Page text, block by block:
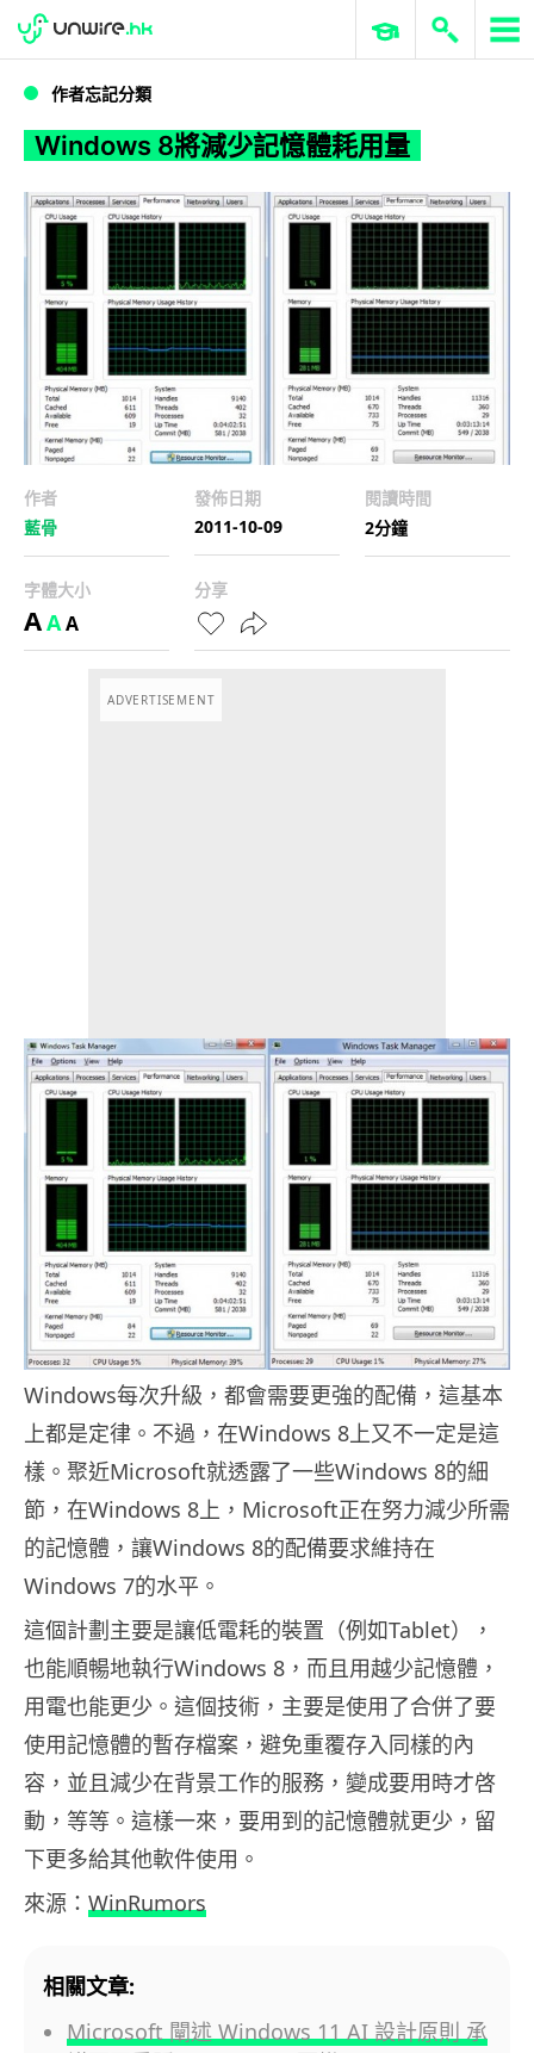
Windows 8將減少記憶體耗用量
WWDC 2026 ERP 與商業 AI
作者忘記分類
Windows 8將減少記憶體耗用量
作者
藍骨
發佈日期
2011-10-09
閱讀時間
2分鐘
字體大小
AAA
分享
ADVERTISEMENT
Windows每次升級，都會需要更強的配備，這基本
上都是定律。不過，在Windows 8上又不一定是這
樣。聚近Microsoft就透露了一些Windows 8的細
節，在Windows 8上，Microsoft正在努力減少所需
的記憶體，讓Windows 8的配備要求維持在
Windows 7的水平。
這個計劃主要是讓低電耗的裝置（例如Tablet），
也能順暢地執行Windows 8，而且用越少記憶體，
用電也能更少。這個技術，主要是使用了合併了要
使用記憶體的暫存檔案，避免重覆存入同樣的內
容，並且減少在背景工作的服務，變成要用時才啓
動，等等。這樣一來，要用到的記憶體就更少，留
下更多給其他軟件使用。
來源： WinRumors
相關文章:
Microsoft 闡述 Windows 11 AI 設計原則 承